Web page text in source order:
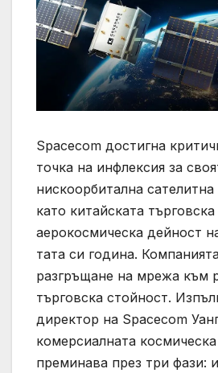
Spacecom достигна
точка на инфлексия за
нискоорбитална
като китайската търговска
аерокосмическа дейност
тата си година.
разгръщане на мрежа към
търговска стойност.
директор на Spacecom
комерсиалната
преминава през три фази: